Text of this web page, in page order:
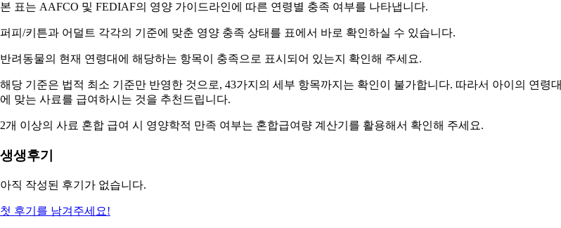
본 표는 AAFCO 및 FEDIAF의 영양 가이드라인에 따른 연령별 충족 여부를 나타냅니다.
퍼피/키튼과 어덜트 각각의 기준에 맞춘 영양 충족 상태를 표에서 바로 확인하실 수 있습니다.
반려동물의 현재 연령대에 해당하는 항목이 충족으로 표시되어 있는지 확인해 주세요.
해당 기준은 법적 최소 기준만 반영한 것으로, 43가지의 세부 항목까지는 확인이 불가합니다. 따라서 아이의 연령대
에 맞는 사료를 급여하시는 것을 추천드립니다.
2개 이상의 사료 혼합 급여 시 영양학적 만족 여부는 혼합급여량 계산기 를 활용해서 확인해 주세요.
생생후기
아직 작성된 후기가 없습니다.
첫 후기를 남겨주세요!